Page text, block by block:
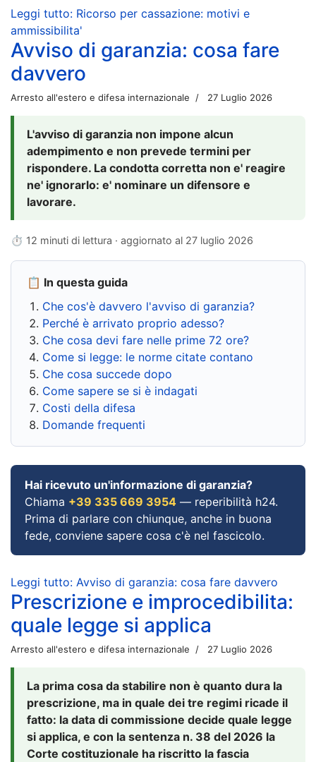
Leggi tutto: Ricorso per cassazione: motivi e
ammissibilita'
Avviso di garanzia: cosa fare
davvero
Arresto all'estero e difesa internazionale 27 Luglio 2026
L'avviso di garanzia non impone alcun
adempimento e non prevede termini per
rispondere. La condotta corretta non e' reagire
ne' ignorarlo: e' nominare un difensore e
lavorare.
⏱ 12 minuti di lettura · aggiornato al 27 luglio 2026
📋 In questa guida
Che cos'è davvero l'avviso di garanzia?
Perché è arrivato proprio adesso?
Che cosa devi fare nelle prime 72 ore?
Come si legge: le norme citate contano
Che cosa succede dopo
Come sapere se si è indagati
Costi della difesa
Domande frequenti
Hai ricevuto un'informazione di garanzia?
Chiama +39 335 669 3954 — reperibilità h24.
Prima di parlare con chiunque, anche in buona
fede, conviene sapere cosa c'è nel fascicolo.
Leggi tutto: Avviso di garanzia: cosa fare davvero
Prescrizione e improcedibilita:
quale legge si applica
Arresto all'estero e difesa internazionale 27 Luglio 2026
La prima cosa da stabilire non è quanto dura la
prescrizione, ma in quale dei tre regimi ricade il
fatto: la data di commissione decide quale legge
si applica, e con la sentenza n. 38 del 2026 la
Corte costituzionale ha riscritto la fascia